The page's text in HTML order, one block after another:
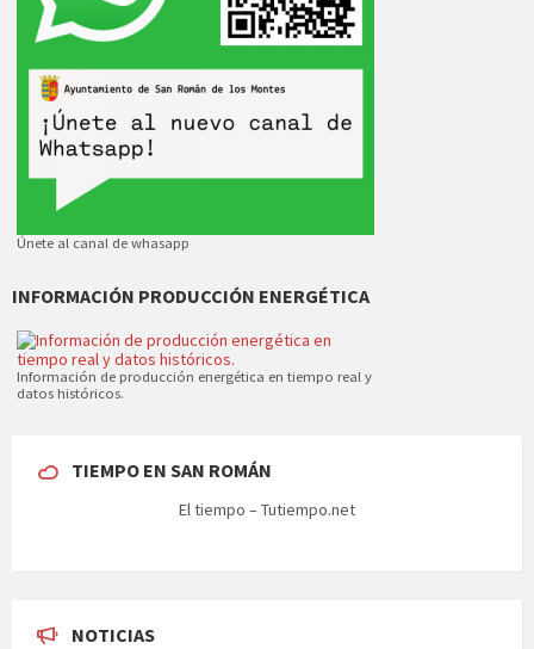
Únete al canal de whasapp
INFORMACIÓN PRODUCCIÓN ENERGÉTICA
Información de producción energética en tiempo real y
datos históricos.
TIEMPO EN SAN ROMÁN
El tiempo – Tutiempo.net
NOTICIAS